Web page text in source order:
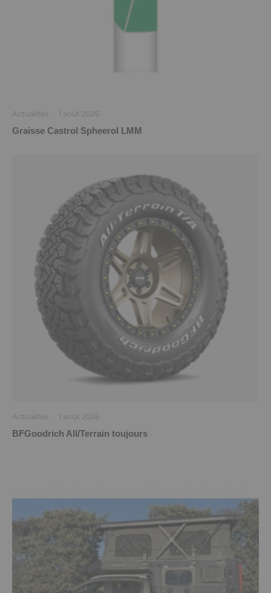
Actualités · 1 août 2026
Graisse Castrol Spheerol LMM
Actualités · 1 août 2026
BFGoodrich All/Terrain toujours